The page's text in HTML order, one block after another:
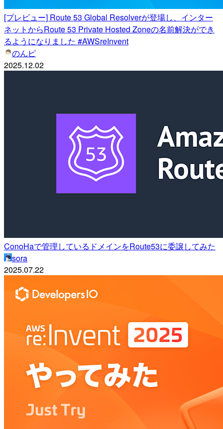
[プレビュー] Route 53 Global Resolverが登場し、インター
ネットからRoute 53 Private Hosted Zoneの名前解決ができ
るようになりました #AWSreInvent
のんピ
2025.12.02
ConoHaで管理しているドメインをRoute53に委譲してみた
sora
2025.07.22